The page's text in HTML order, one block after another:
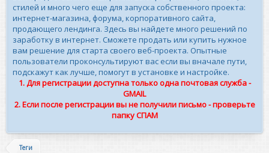
стилей и много чего еще для запуска собственного проекта:
интернет-магазина, форума, корпоративного сайта,
продающего лендинга. Здесь вы найдете много решений по
заработку в интернет. Сможете продать или купить нужное
вам решение для старта своего веб-проекта. Опытные
пользователи проконсультируют вас если вы вначале пути,
подскажут как лучше, помогут в установке и настройке.
1. Для регистрации доступна только одна почтовая служба -
GMAIL
2. Если после регистрации вы не получили письмо - проверьте
папку СПАМ
Теги